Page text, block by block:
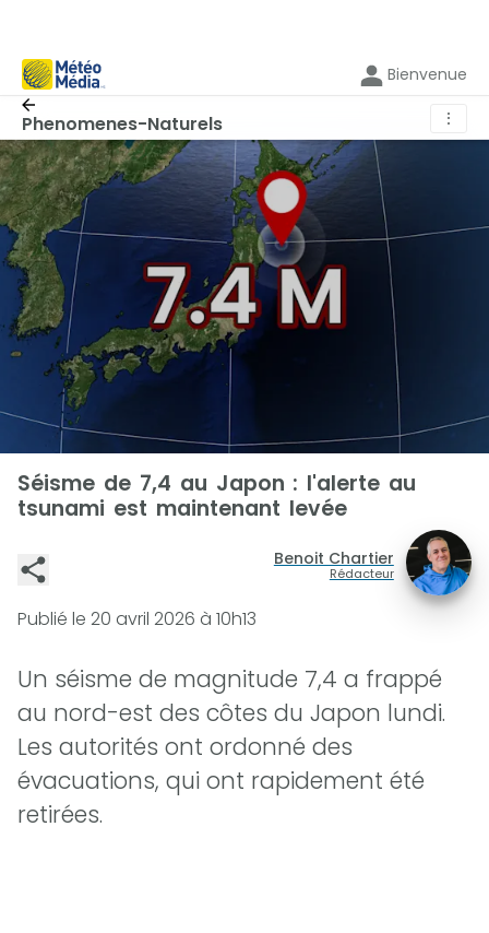
Bienvenue
Phenomenes-Naturels ⋮
Séisme de 7,4 au Japon : l'alerte au
tsunami est maintenant levée
Benoit Chartier
Rédacteur
Publié le 20 avril 2026 à 10h13
Un séisme de magnitude 7,4 a frappé
au nord-est des côtes du Japon lundi.
Les autorités ont ordonné des
évacuations, qui ont rapidement été
retirées.